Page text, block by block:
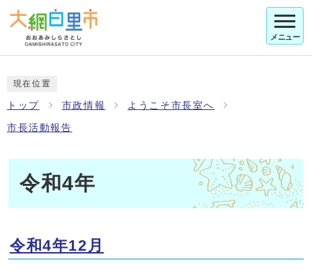
メニュー
現在位置
トップ 市政情報 ようこそ市長室へ
市長活動報告
令和4年
令和4年12月